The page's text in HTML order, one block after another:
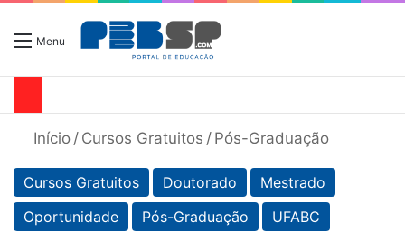
Menu
Início / Cursos Gratuitos / Pós-Graduação
Cursos Gratuitos Doutorado
Mestrado
Oportunidade
Pós-Graduação UFABC